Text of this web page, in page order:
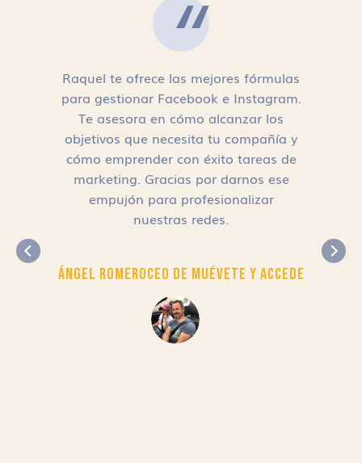
Raquel te ofrece las mejores fórmulas
para gestionar Facebook e Instagram.
Te asesora en cómo alcanzar los
objetivos que necesita tu compañía y
cómo emprender con éxito tareas de
marketing. Gracias por darnos ese
empujón para profesionalizar
nuestras redes.
Ángel RomeroCEO de Muévete y Accede